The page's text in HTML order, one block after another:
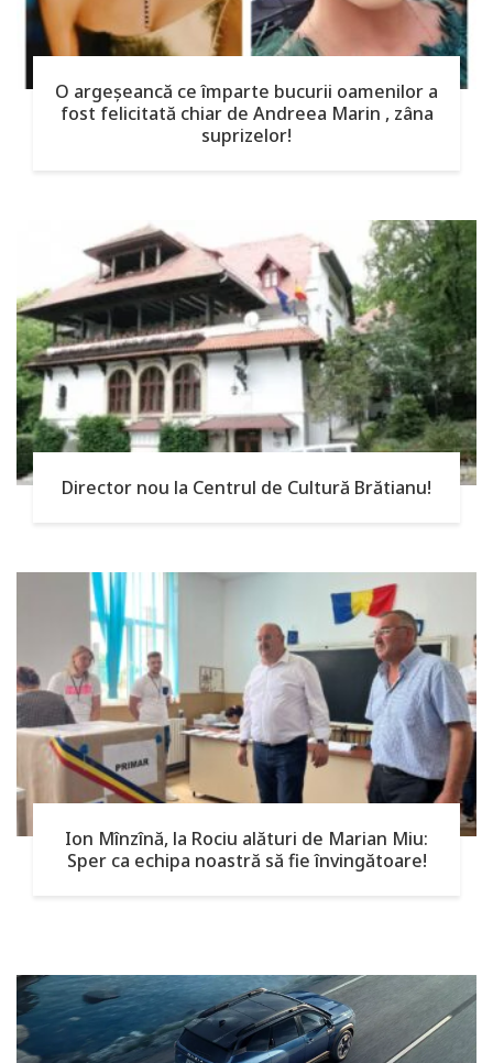
O argeşeancă ce împarte bucurii oamenilor a
fost felicitată chiar de Andreea Marin , zâna
suprizelor!
Director nou la Centrul de Cultură Brătianu!
Ion Mînzînă, la Rociu alături de Marian Miu:
Sper ca echipa noastră să fie învingătoare!